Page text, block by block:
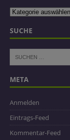
SUCHE
META
Anmelden
Eintrags-Feed
Kommentar-Feed